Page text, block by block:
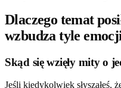
Dlaczego temat
wzbudza tyle
Skąd się wzięły mity o
Jeśli kiedykolwiek słyszałeś,